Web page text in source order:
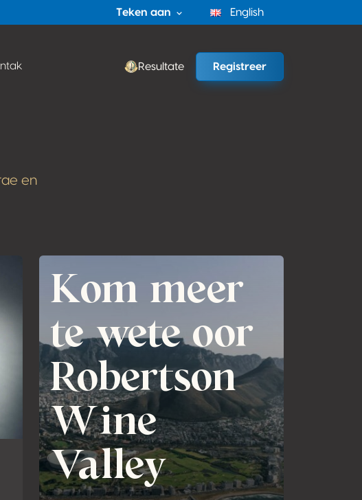
Teken aan English
Resultate Registreer
en
Kom meer
te wete oor
Robertson
Wine
Valley